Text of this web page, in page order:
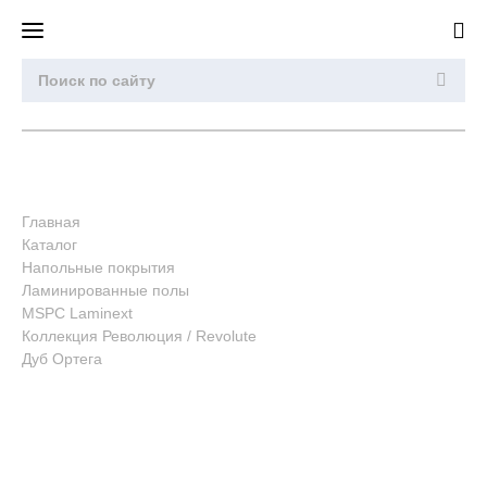
Главная
Каталог
Напольные покрытия
Ламинированные полы
MSPC Laminext
Коллекция Революция / Revolute
Дуб Ортега